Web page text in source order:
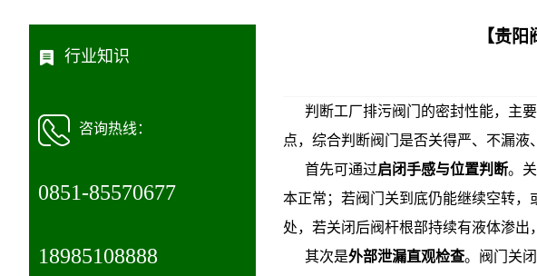
行业知识
咨询热线：
0851-85570677
18985108888
【贵
判断工厂排污阀门的密封性能，主
点，综合判断阀门是否关得严、不漏液
首先可通过启闭手感与位置判断。
本正常；若阀门关到底仍能继续空转
处，若关闭后阀杆根部持续有液体渗出
其次是外部泄漏直观检查。阀门关